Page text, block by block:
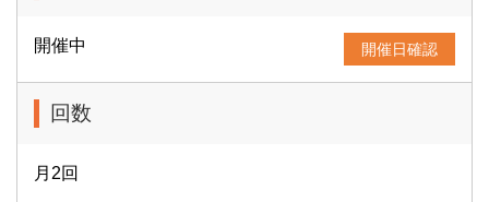
開催中 開催日確認
回数
月2回